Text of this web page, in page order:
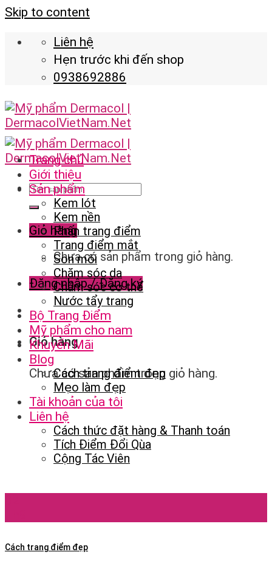
Skip to content
Liên hệ
Hẹn trước khi đến shop
0938692886
Giỏ hàng
Chưa có sản phẩm trong giỏ hàng.
Đăng nhập / Đăng ký
Giỏ hàng
Chưa có sản phẩm trong giỏ hàng.
Trang chủ
Giới thiệu
Sản phẩm
Kem lót
Kem nền
Phấn trang điểm
Trang điểm mắt
Son môi
Chăm sóc da
Chăm sóc cơ thể
Nước tẩy trang
Bộ Trang Điểm
Mỹ phẩm cho nam
Khuyến Mãi
Blog
Cách trang điểm đẹp
Mẹo làm đẹp
Tài khoản của tôi
Liên hệ
Cách thức đặt hàng & Thanh toán
Tích Điểm Đổi Qùa
Cộng Tác Viên
Cách trang điểm đẹp